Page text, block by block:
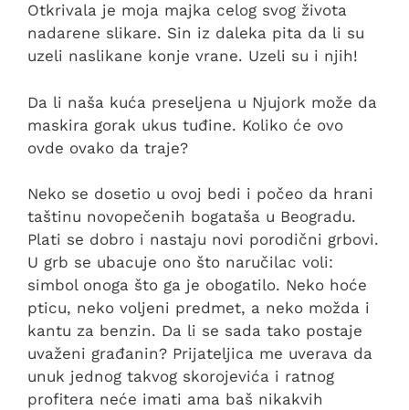
Otkrivala je moja majka celog svog života
nadarene slikare. Sin iz daleka pita da li su
uzeli naslikane konje vrane. Uzeli su i njih!
Da li naša kuća preseljena u Njujork može da
maskira gorak ukus tuđine. Koliko će ovo
ovde ovako da traje?
Neko se dosetio u ovoj bedi i počeo da hrani
taštinu novopečenih bogataša u Beogradu.
Plati se dobro i nastaju novi porodični grbovi.
U grb se ubacuje ono što naručilac voli:
simbol onoga što ga je obogatilo. Neko hoće
pticu, neko voljeni predmet, a neko možda i
kantu za benzin. Da li se sada tako postaje
uvaženi građanin? Prijateljica me uverava da
unuk jednog takvog skorojevića i ratnog
profitera neće imati ama baš nikakvih